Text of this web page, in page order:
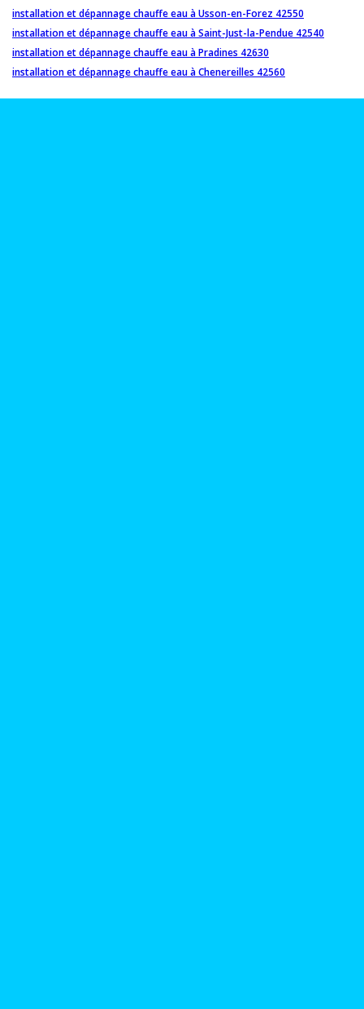
installation et dépannage chauffe eau à Usson-en-Forez 42550
installation et dépannage chauffe eau à Saint-Just-la-Pendue 42540
installation et dépannage chauffe eau à Pradines 42630
installation et dépannage chauffe eau à Chenereilles 42560